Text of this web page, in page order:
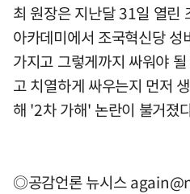
최 원장은 지난달 31일 열린
아카데미에서 조국혁신당
가지고 그렇게까지 싸워야
고 치열하게 싸우는지 먼저
해 '2차 가해' 논란이 불거졌
◎공감언론 뉴시스